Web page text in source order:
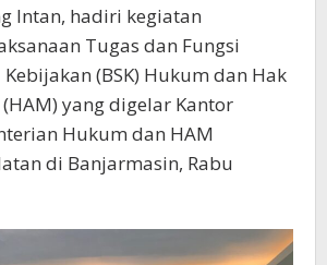
Intan, hadiri kegiatan
Tugas dan Fungsi
(BSK) Hukum dan Hak
yang digelar Kantor
Hukum dan HAM
di Banjarmasin, Rabu